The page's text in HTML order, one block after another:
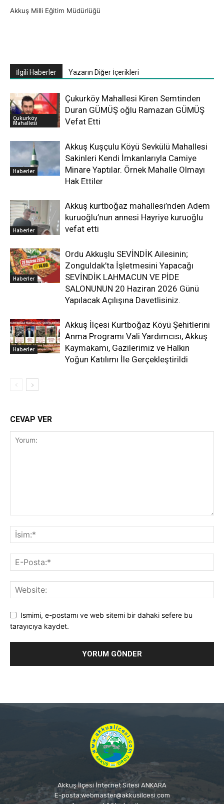
Akkuş Milli Eğitim Müdürlüğü
İlgili Haberler Yazarın Diğer İçerikleri
Çukurköy
Mahallesi
Çukurköy Mahallesi Kiren Semtinden
Duran GÜMÜŞ oğlu Ramazan GÜMÜŞ
Vefat Etti
Haberler
Akkuş Kuşçulu Köyü Sevkülü Mahallesi
Sakinleri Kendi İmkanlarıyla Camiye
Minare Yaptılar. Örnek Mahalle Olmayı
Hak Ettiler
Haberler
Akkuş kurtboğaz mahallesi’nden Adem
kuruoğlu’nun annesi Hayriye kuruoğlu
vefat etti
Haberler
Ordu Akkuşlu SEVİNDİK Ailesinin;
Zonguldak’ta İşletmesini Yapacağı
SEVİNDİK LAHMACUN VE PİDE
SALONUNUN 20 Haziran 2026 Günü
Yapılacak Açılışına Davetlisiniz.
Haberler
Akkuş İlçesi Kurtboğaz Köyü Şehitlerini
Anma Programı Vali Yardımcısı, Akkuş
Kaymakamı, Gazilerimiz ve Halkın
Yoğun Katılımı İle Gerçekleştirildi
CEVAP VER
Ismimi, e-postamı ve web sitemi bir dahaki sefere bu
tarayıcıya kaydet.
Akkuş İlçesi İnternet Sitesi ANKARA
E-posta:webmaster@akkusilcesi.com